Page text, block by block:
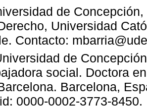
de
Universidad
Contacto:
de
social. Doctora
Barcelona,
0000-0002-3773-8450.